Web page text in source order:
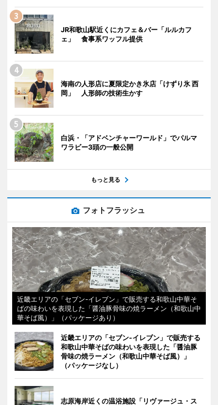
JR和歌山駅近くにカフェ＆バー「ルルカフ
ェ」 食事系ワッフル提供
海南の人形店に夏限定かき氷店「けずり氷 西
岡」 人形師の技術生かす
白浜・「アドベンチャーワールド」でパルマ
ワラビー3頭の一般公開
もっと見る
フォトフラッシュ
近畿エリアの「セブン-イレブン」で販売する和歌山中華そ
ばの味わいを表現した「醤油豚骨味の焼ラーメン（和歌山中
華そば風）」（パッケージあり）
近畿エリアの「セブン-イレブン」で販売する
和歌山中華そばの味わいを表現した「醤油豚
骨味の焼ラーメン（和歌山中華そば風）」
（パッケージなし）
志原海岸近くの温浴施設「リヴァージュ・ス